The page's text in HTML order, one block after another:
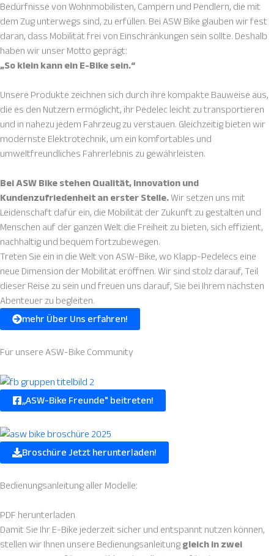
Bedürfnisse von Wohnmobilisten, Campern und Pendlern, die mit
dem Zug unterwegs sind, zu erfüllen. Bei ASW Bike glauben wir fest
daran, dass Mobilität frei von Einschränkungen sein sollte. Deshalb
haben wir unser Motto geprägt:
„So klein kann ein E-Bike sein.“
Unsere Produkte zeichnen sich durch ihre kompakte Bauweise aus,
die es den Nutzern ermöglicht, ihr Pedelec leicht zu transportieren
und in nahezu jedem Fahrzeug zu verstauen. Gleichzeitig bieten wir
modernste Elektrotechnik, um ein komfortables und
umweltfreundliches Fahrerlebnis zu gewährleisten.
Bei ASW Bike stehen Qualität, Innovation und
Kundenzufriedenheit an erster Stelle.Wir setzen uns mit
Leidenschaft dafür ein, die Mobilität der Zukunft zu gestalten und
Menschen auf der ganzen Welt die Freiheit zu bieten, sich effizient,
nachhaltig und bequem fortzubewegen.
Treten Sie ein in die Welt von ASW-Bike, wo Klapp-Pedelecs eine
neue Dimension der Mobilität eröffnen. Wir sind stolz darauf, Teil
dieser Reise zu sein und freuen uns darauf, Sie bei Ihrem nächsten
Abenteuer zu begleiten.
mehr Über Uns erfahren!
Für unsere ASW-Bike Community
,,ASW-Bike Freunde" beitreten!
Broschüre Jetzt herunterladen!
Bedienungsanleitung aller Modelle:
PDF herunterladen
Damit Sie Ihr E-Bike jederzeit sicher und entspannt nutzen können,
stellen wir Ihnen unsere Bedienungsanleitunggleich in zwei